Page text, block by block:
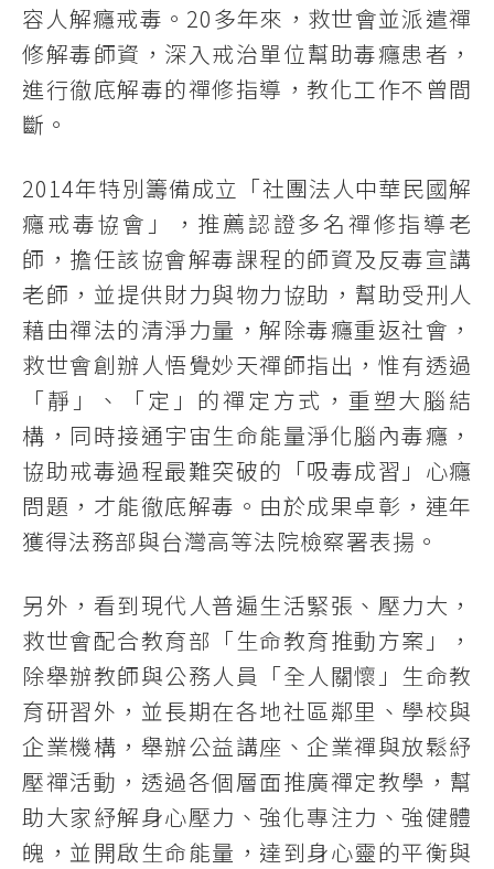
容人解癮戒毒。20多年來，救世會並派遣禪
修解毒師資，深入戒治單位幫助毒癮患者，
進行徹底解毒的禪修指導，教化工作不曾間
斷。
2014年特別籌備成立「社團法人中華民國解
癮戒毒協會」，推薦認證多名禪修指導老
師，擔任該協會解毒課程的師資及反毒宣講
老師，並提供財力與物力協助，幫助受刑人
藉由禪法的清淨力量，解除毒癮重返社會，
救世會創辦人悟覺妙天禪師指出，惟有透過
「靜」、「定」的禪定方式，重塑大腦結
構，同時接通宇宙生命能量淨化腦內毒癮，
協助戒毒過程最難突破的「吸毒成習」心癮
問題，才能徹底解毒。由於成果卓彰，連年
獲得法務部與台灣高等法院檢察署表揚。
另外，看到現代人普遍生活緊張、壓力大，
救世會配合教育部「生命教育推動方案」，
除舉辦教師與公務人員「全人關懷」生命教
育研習外，並長期在各地社區鄰里、學校與
企業機構，舉辦公益講座、企業禪與放鬆紓
壓禪活動，透過各個層面推廣禪定教學，幫
助大家紓解身心壓力、強化專注力、強健體
魄，並開啟生命能量，達到身心靈的平衡與